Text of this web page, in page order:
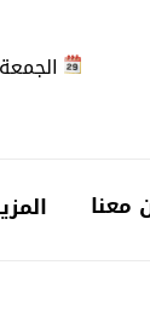
الجمعة 2026-08-07
معنا